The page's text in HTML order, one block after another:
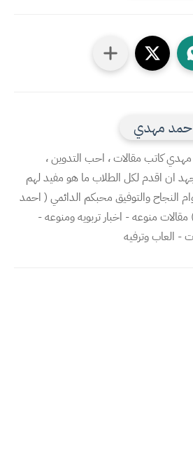
احمد مهدي
مهدي كاتب مقالات ، احب التدوين ،
ان اقدم لكل الطلاب ما هو مفيد لهم
النجاح والتوفيق محبكم الدائمي ( احمد
منوعه - اخبار تربويه ومنوعه -
- العاب وترفيه